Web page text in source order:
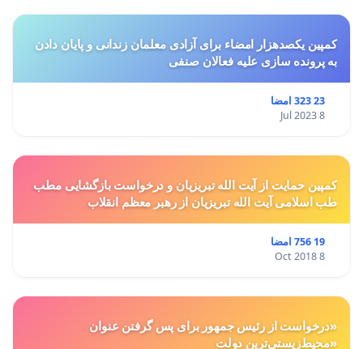
کمپین یکصدهزار امضاء برای آزادی معلمان زندانی و پایان دادن
به پرونده سازی علیه فعالان صنفی
23 323 امضا
8 Jul 2023
کمپین حمایت از آیت الله تبریزیان و درخواست بازگشایی مطب
طب اسلامی آیت الله تبریزیان از رهبر معظم انقلاب
19 756 امضا
8 Oct 2018
«درخواست از رئیس جمهور برای پس گرفتن عنوان
«محیط‌زیستی‌ترین دولت